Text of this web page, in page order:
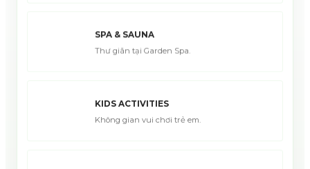
SPA & SAUNA
Thư giãn tại Garden Spa.
KIDS ACTIVITIES
Không gian vui chơi trẻ em.